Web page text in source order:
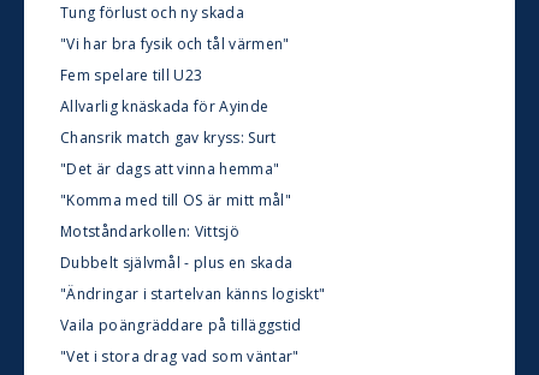
Tung förlust och ny skada
"Vi har bra fysik och tål värmen"
Fem spelare till U23
Allvarlig knäskada för Ayinde
Chansrik match gav kryss: Surt
"Det är dags att vinna hemma"
"Komma med till OS är mitt mål"
Motståndarkollen: Vittsjö
Dubbelt självmål - plus en skada
"Ändringar i startelvan känns logiskt"
Vaila poängräddare på tilläggstid
"Vet i stora drag vad som väntar"